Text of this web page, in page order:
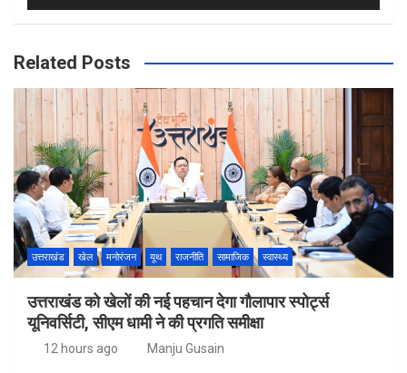
Related Posts
उत्तराखंड खेल मनोरंजन यूथ राजनीति सामाजिक स्वास्थ्य
उत्तराखंड को खेलों की नई पहचान देगा गौलापार स्पोर्ट्स
यूनिवर्सिटी, सीएम धामी ने की प्रगति समीक्षा
12 hours ago Manju Gusain